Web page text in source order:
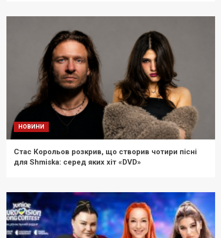
НОВИНИ
Стас Корольов розкрив, що створив чотири пісні
для Shmiska: серед яких хіт «DVD»